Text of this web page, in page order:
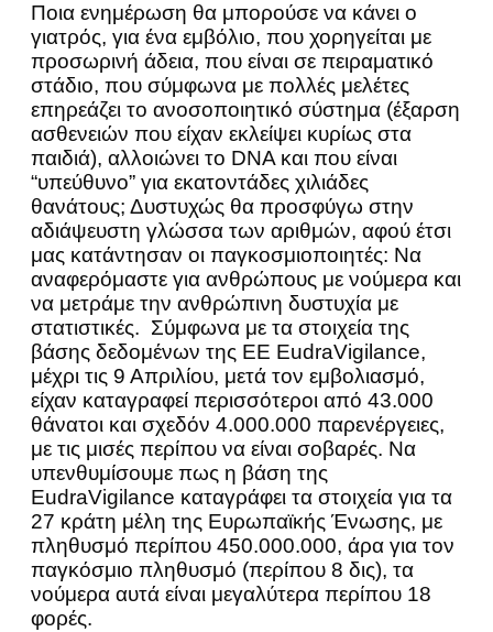
Ποια ενημέρωση θα μπορούσε να κάνει ο
γιατρός, για ένα εμβόλιο, που χορηγείται με
προσωρινή άδεια, που είναι σε πειραματικό
στάδιο, που σύμφωνα με πολλές μελέτες
επηρεάζει το ανοσοποιητικό σύστημα (έξαρση
ασθενειών που είχαν εκλείψει κυρίως στα
παιδιά), αλλοιώνει το DNA και που είναι
“υπεύθυνο” για εκατοντάδες χιλιάδες
θανάτους; Δυστυχώς θα προσφύγω στην
αδιάψευστη γλώσσα των αριθμών, αφού έτσι
μας κατάντησαν οι παγκοσμιοποιητές: Να
αναφερόμαστε για ανθρώπους με νούμερα και
να μετράμε την ανθρώπινη δυστυχία με
στατιστικές. Σύμφωνα με τα στοιχεία της
βάσης δεδομένων της ΕΕ EudraVigilance,
μέχρι τις 9 Απριλίου, μετά τον εμβολιασμό,
είχαν καταγραφεί περισσότεροι από 43.000
θάνατοι και σχεδόν 4.000.000 παρενέργειες,
με τις μισές περίπου να είναι σοβαρές. Να
υπενθυμίσουμε πως η βάση της
EudraVigilance καταγράφει τα στοιχεία για τα
27 κράτη μέλη της Ευρωπαϊκής Ένωσης, με
πληθυσμό περίπου 450.000.000, άρα για τον
παγκόσμιο πληθυσμό (περίπου 8 δις), τα
νούμερα αυτά είναι μεγαλύτερα περίπου 18
φορές.